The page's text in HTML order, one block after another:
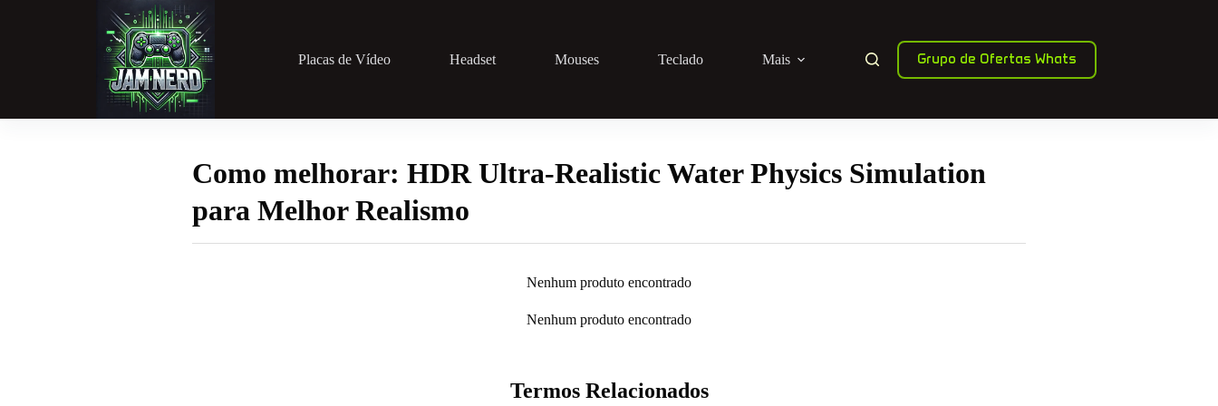
Placas de Vídeo Headset Mouses Teclado Mais Grupo de Ofertas Whats
Como melhorar: HDR Ultra-Realistic Water Physics Simulation
para Melhor Realismo
Nenhum produto encontrado
Nenhum produto encontrado
Termos Relacionados